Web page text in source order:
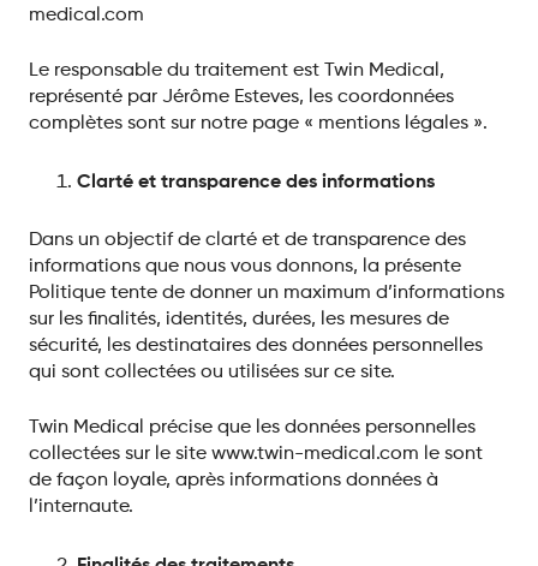
medical.com
Le responsable du traitement est Twin Medical,
représenté par Jérôme Esteves, les coordonnées
complètes sont sur notre page « mentions légales ».
Clarté et transparence des informations
Dans un objectif de clarté et de transparence des
informations que nous vous donnons, la présente
Politique tente de donner un maximum d’informations
sur les finalités, identités, durées, les mesures de
sécurité, les destinataires des données personnelles
qui sont collectées ou utilisées sur ce site.
Twin Medical précise que les données personnelles
collectées sur le site www.twin-medical.com le sont
de façon loyale, après informations données à
l’internaute.